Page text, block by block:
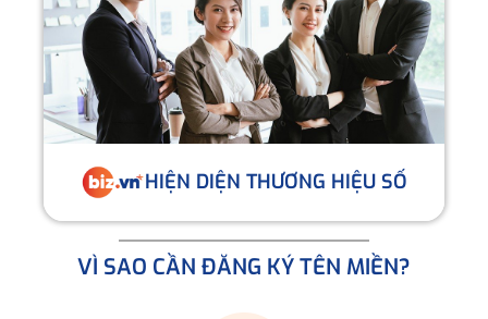
HIỆN DIỆN THƯƠNG HIỆU SỐ
VÌ SAO CẦN ĐĂNG KÝ TÊN MIỀN?